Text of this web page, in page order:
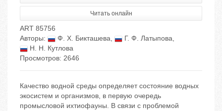
Читать онлайн
ART 85756
Авторы:
Ф. Х. Бикташева, Г. Ф. Латыпова,
Н. Н. Кутлова
Просмотров: 2646
Качество водной среды определяет состояние водных
экосистем и организмов, в первую очередь
промысловой ихтиофауны. В связи с проблемой